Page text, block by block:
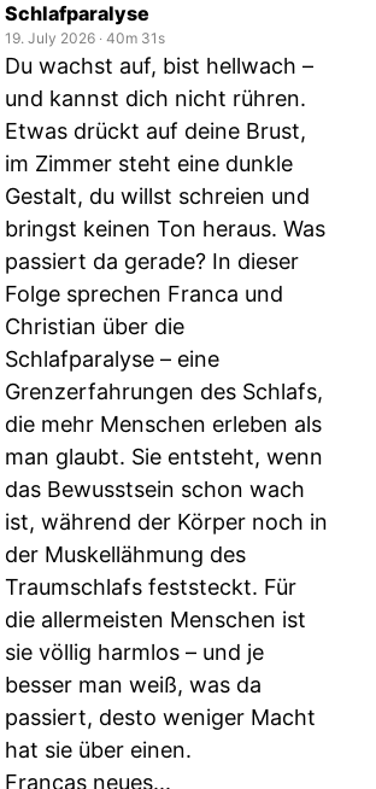
Schlafparalyse
19. July 2026 ‧ 40m 31s
Du wachst auf, bist hellwach –
und kannst dich nicht rühren.
Etwas drückt auf deine Brust,
im Zimmer steht eine dunkle
Gestalt, du willst schreien und
bringst keinen Ton heraus. Was
passiert da gerade? In dieser
Folge sprechen Franca und
Christian über die
Schlafparalyse – eine
Grenzerfahrungen des Schlafs,
die mehr Menschen erleben als
man glaubt. Sie entsteht, wenn
das Bewusstsein schon wach
ist, während der Körper noch in
der Muskellähmung des
Traumschlafs feststeckt. Für
die allermeisten Menschen ist
sie völlig harmlos – und je
besser man weiß, was da
passiert, desto weniger Macht
hat sie über einen.
Francas neues...